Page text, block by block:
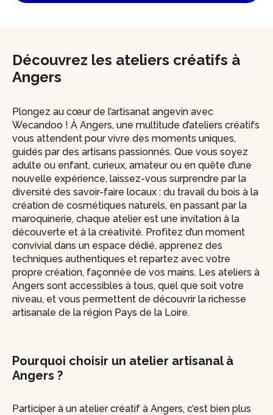
Découvrez les ateliers créatifs à
Angers
Plongez au cœur de l’artisanat angevin avec
Wecandoo ! À Angers, une multitude d’ateliers créatifs
vous attendent pour vivre des moments uniques,
guidés par des artisans passionnés. Que vous soyez
adulte ou enfant, curieux, amateur ou en quête d’une
nouvelle expérience, laissez-vous surprendre par la
diversité des savoir-faire locaux : du travail du bois à la
création de cosmétiques naturels, en passant par la
maroquinerie, chaque atelier est une invitation à la
découverte et à la créativité. Profitez d’un moment
convivial dans un espace dédié, apprenez des
techniques authentiques et repartez avec votre
propre création, façonnée de vos mains. Les ateliers à
Angers sont accessibles à tous, quel que soit votre
niveau, et vous permettent de découvrir la richesse
artisanale de la région Pays de la Loire.
Pourquoi choisir un atelier artisanal à
Angers ?
Participer à un atelier créatif à Angers, c’est bien plus